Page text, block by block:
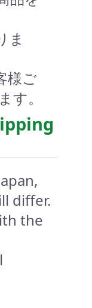
ま
様ご
す。
differ.
the